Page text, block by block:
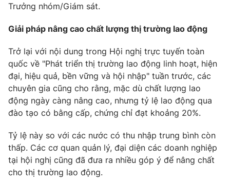
Trưởng nhóm/Giám sát.
Giải pháp nâng cao chất lượng thị trường lao động
Trở lại với nội dung trong Hội nghị trực tuyến toàn
quốc về "Phát triển thị trường lao động linh hoạt, hiện
đại, hiệu quả, bền vững và hội nhập" tuần trước, các
chuyên gia cũng cho rằng, mặc dù chất lượng lao
động ngày càng nâng cao, nhưng tỷ lệ lao động qua
đào tạo có bằng cấp, chứng chỉ đạt khoảng 20%.
Tỷ lệ này so với các nước có thu nhập trung bình còn
thấp. Các cơ quan quản lý, đại diện các doanh nghiệp
tại hội nghị cũng đã đưa ra nhiều góp ý để nâng chất
cho thị trường lao động.